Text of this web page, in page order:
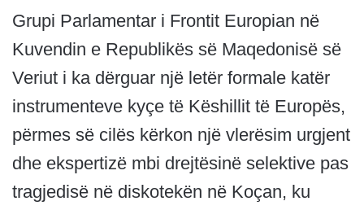
Grupi Parlamentar i Frontit Europian në
Kuvendin e Republikës së Maqedonisë së
Veriut i ka dërguar një letër formale katër
instrumenteve kyçe të Këshillit të Europës,
përmes së cilës kërkon një vlerësim urgjent
dhe ekspertizë mbi drejtësinë selektive pas
tragjedisë në diskotekën në Koçan, ku